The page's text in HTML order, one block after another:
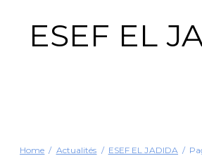
ESEF EL
Home Actualités ESEF EL JADIDA